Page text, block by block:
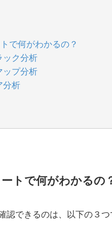
で何がわかるの？
ック分析
ップ分析
分析
トで何がわかるの
認できるのは、以下の３つ